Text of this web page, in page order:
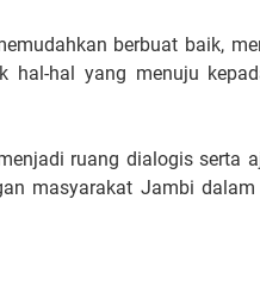
berbuat baik,
hal-hal yang menuju
ruang dialogis serta
masyarakat Jambi